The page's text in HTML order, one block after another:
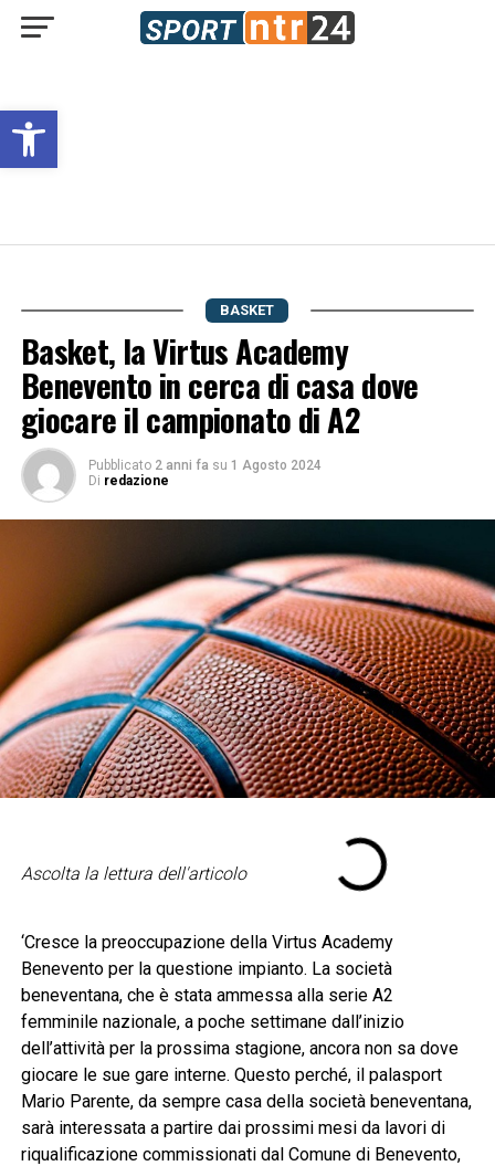
Open toolbar
BASKET
Basket, la Virtus Academy
Benevento in cerca di casa dove
giocare il campionato di A2
Pubblicato 2 anni fa su 1 Agosto 2024
Di redazione
Ascolta la lettura dell'articolo
‘Cresce la preoccupazione della Virtus Academy
Benevento per la questione impianto. La società
beneventana, che è stata ammessa alla serie A2
femminile nazionale, a poche settimane dall’inizio
dell’attività per la prossima stagione, ancora non sa dove
giocare le sue gare interne. Questo perché, il palasport
Mario Parente, da sempre casa della società beneventana,
sarà interessata a partire dai prossimi mesi da lavori di
riqualificazione commissionati dal Comune di Benevento,